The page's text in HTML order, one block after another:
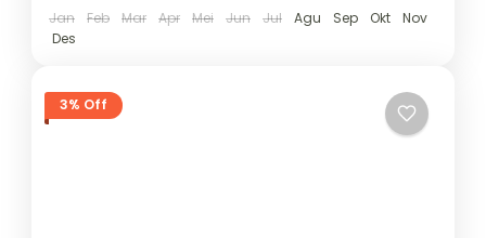
Jan Feb Mar Apr Mei Jun Jul Agu Sep Okt
Nov
Des
3% Off